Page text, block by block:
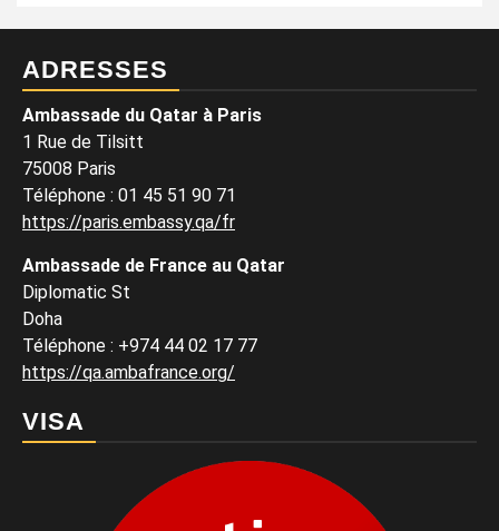
ADRESSES
Ambassade du Qatar à Paris
1 Rue de Tilsitt
75008 Paris
Téléphone : 01 45 51 90 71
https://paris.embassy.qa/fr
Ambassade de France au Qatar
Diplomatic St
Doha
Téléphone : +974 44 02 17 77
https://qa.ambafrance.org/
VISA